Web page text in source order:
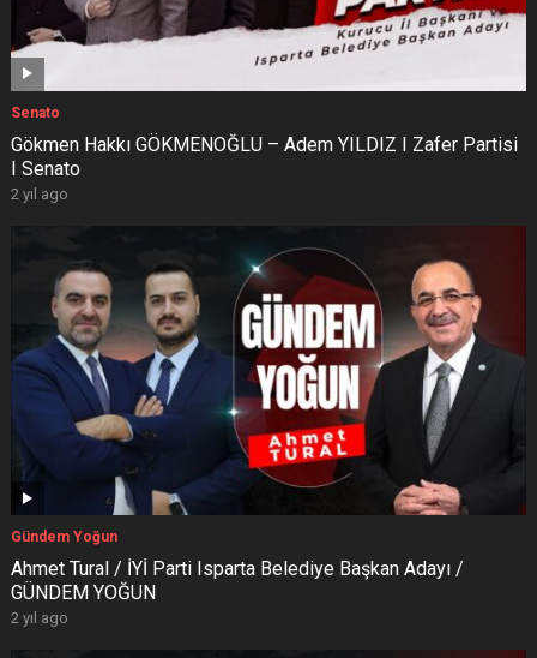
Senato
Gökmen Hakkı GÖKMENOĞLU – Adem YILDIZ I Zafer Partisi
I Senato
2 yıl ago
Gündem Yoğun
Ahmet Tural / İYİ Parti Isparta Belediye Başkan Adayı /
GÜNDEM YOĞUN
2 yıl ago